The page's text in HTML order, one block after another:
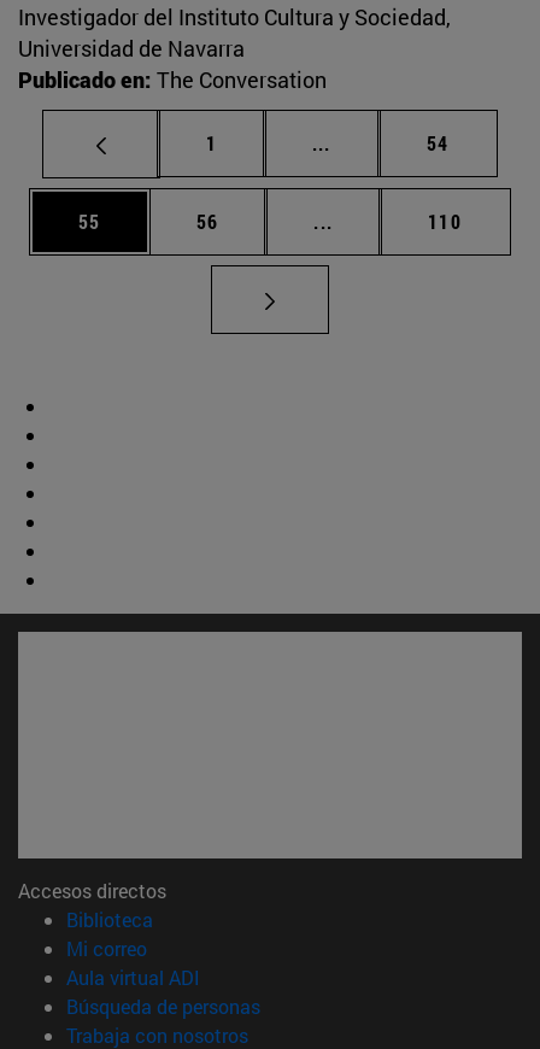
Investigador del Instituto Cultura y Sociedad,
Universidad de Navarra
Publicado en: The Conversation
Página
1 ... Páginas intermedias
Página
54
Página
55 Página
56 ... Páginas intermedias
Página
110
Accesos directos
Biblioteca
Mi correo(abre en nueva ventana)
Aula virtual ADI
Búsqueda de personas(abre en nueva ventana)
Trabaja con nosotros(abre en nueva ventana)